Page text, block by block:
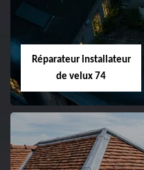
Réparateur installateur
de velux 74